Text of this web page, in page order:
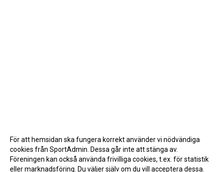
För att hemsidan ska fungera korrekt använder vi nödvändiga
cookies från SportAdmin. Dessa går inte att stänga av.
Föreningen kan också använda frivilliga cookies, t.ex. för statistik
eller marknadsföring. Du väljer själv om du vill acceptera dessa.